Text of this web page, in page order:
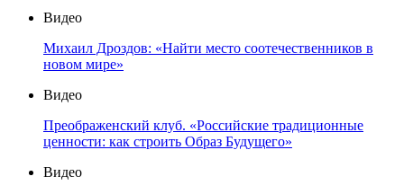
Видео
Михаил Дроздов: «Найти место соотечественников в
новом мире»
Видео
Преображенский клуб. «Российские традиционные
ценности: как строить Образ Будущего»
Видео